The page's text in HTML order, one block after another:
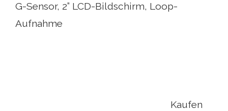
G-Sensor, 2” LCD-Bildschirm, Loop-
Aufnahme
Kaufen